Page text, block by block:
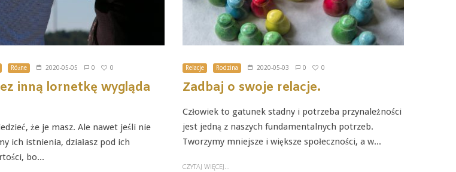
Różne 2020-05-05 0 0
inną lornetkę wygląda
że je masz. Ale nawet jeśli nie
ich istnienia, działasz pod ich
bo...
Relacje Rodzina 2020-05-03 0 0
Zadbaj o swoje relacje.
Człowiek to gatunek stadny i potrzeba przynależności
jest jedną z naszych fundamentalnych potrzeb.
Tworzymy mniejsze i większe społeczności, a w...
CZYTAJ WIĘCEJ...